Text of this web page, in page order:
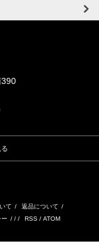
て / 返品について /
/ / / RSS / ATOM